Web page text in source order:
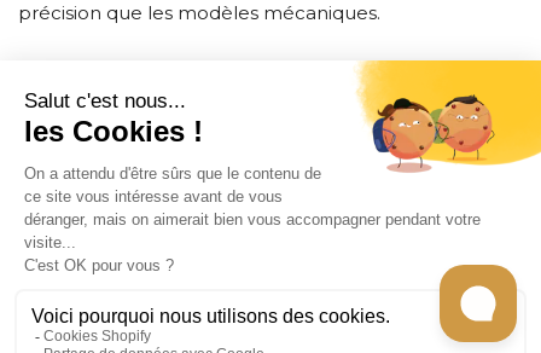
précision que les modèles mécaniques.
CONTACT
INFORMATION
EN SAVOIR PLUS
RECEVEZ LES RECETTES DE CHEF CARO